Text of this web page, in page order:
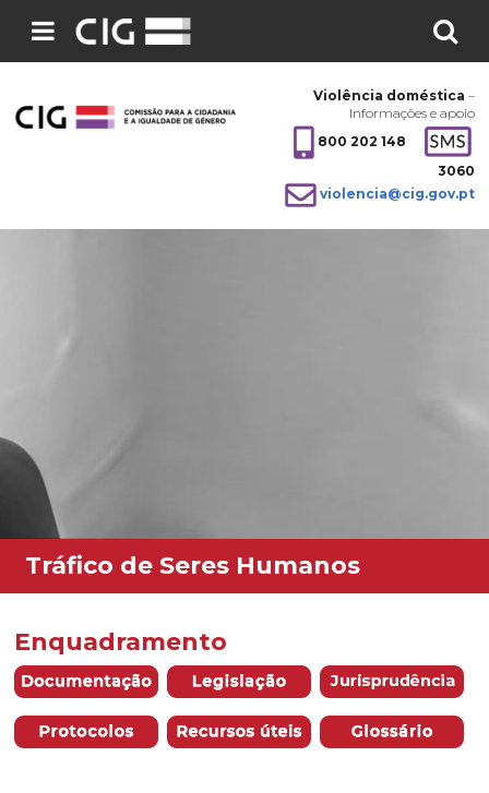
Violência doméstica –
Informações e apoio
800 202 148
3060
violencia@cig.gov.pt
Enquadramento
Pesquisar